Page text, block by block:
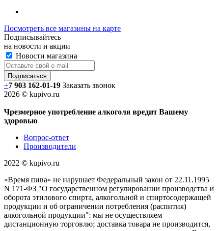
Посмотреть все магазины на карте
Подписывайтесь
на новости и акции
Новости магазина
+7 903 162-01-19 Заказать звонок
2026 © kupivo.ru
Чрезмерное употребление алкоголя вредит Вашему
здоровью
Вопрос-ответ
Производители
2022 ©️ kupivo.ru
«Время пива» не нарушает Федеральный закон от 22.11.1995
N 171-ФЗ "О государственном регулировании производства и
оборота этилового спирта, алкогольной и спиртосодержащей
продукции и об ограничении потребления (распития)
алкогольной продукции": мы не осуществляем
дистанционную торговлю; доставка товара не производится,